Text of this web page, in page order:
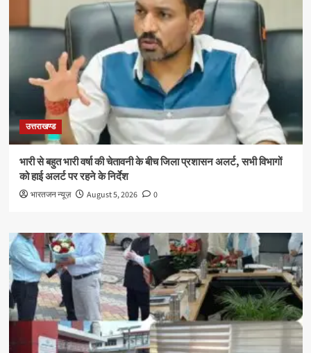
उत्तराखण्ड
भारी से बहुत भारी वर्षा की चेतावनी के बीच जिला प्रशासन अलर्ट, सभी विभागों
को हाई अलर्ट पर रहने के निर्देश
भारतजन न्यूज़ August 5, 2026 0